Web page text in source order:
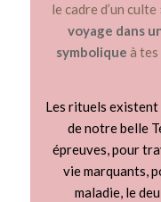
le cadre d’un culte
voyage dans
symbolique à tes
Les rituels
de notre belle
épreuves, pour
vie marquants,
maladie, le